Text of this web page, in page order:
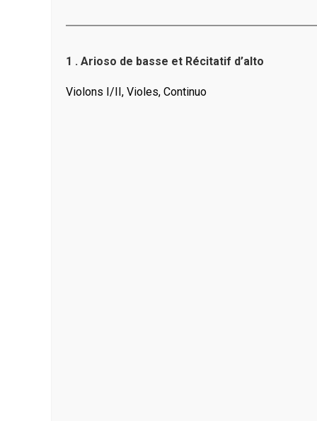
1 . Arioso de basse et Récitatif d’alto
Violons I/II, Violes, Continuo